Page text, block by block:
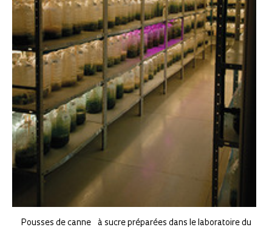
Pousses de canne à sucre préparées dans le laboratoire du